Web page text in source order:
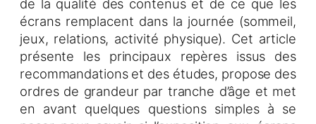
de la qualité des contenus et de ce que les
écrans remplacent dans la journée (sommeil,
jeux, relations, activité physique). Cet article
présente les principaux repères issus des
recommandations et des études, propose des
ordres de grandeur par tranche d’âge et met
en avant quelques questions simples à se